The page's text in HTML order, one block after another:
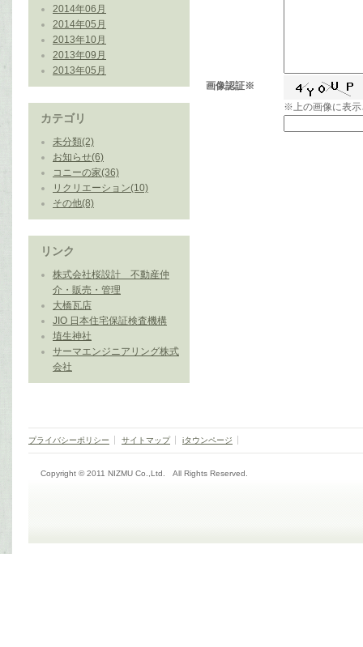
2014年06月
2014年05月
2013年10月
2013年09月
2013年05月
カテゴリ
未分類(2)
お知らせ(6)
コニーの家(36)
リクリエーション(10)
その他(8)
リンク
株式会社桜設計 不動産仲
介・販売・管理
大橋瓦店
JIO 日本住宅保証検査機構
埴生神社
サーマエンジニアリング株式
会社
画像認証※
※上の画像に表示
プライバシーポリシー サイトマップ iタウンページ
Copyright © 2011 NIZMU Co.,Ltd. All Rights Reserved.